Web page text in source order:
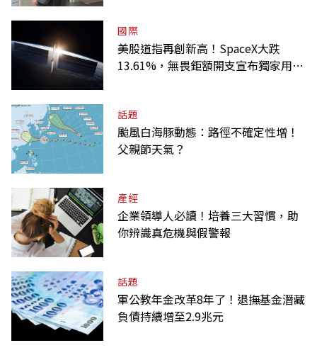
國際
美股道指再創新高！SpaceX大跌
13.61%，無畏鉅額開支宣布獨家用輝
話題
颱風白海豚動態：路徑不確定性增！
父親節天氣？
產經
企業領導人必讀！培養三大習慣，助
你辨識真危機與假警報
話題
軍公教年金改革8年了！退撫基金潛藏
負債持續增至2.9兆元